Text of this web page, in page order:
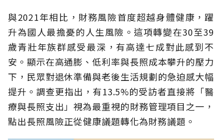
與2021年相比，財務風險首度超越身體健康，躍
升為國人最擔憂的人生風險。這項轉變在30至39
歲青壯年族群感受最深，有高達七成對此感到不
安。顯示在高通膨、低利率與長照成本攀升的壓力
下，民眾對退休準備與老後生活規劃的急迫感大幅
提升。調查更指出，有13.5%的受訪者直接將「醫
療與長照支出」視為最重視的財務管理項目之一，
點出長照風險正從健康議題轉化為財務議題。